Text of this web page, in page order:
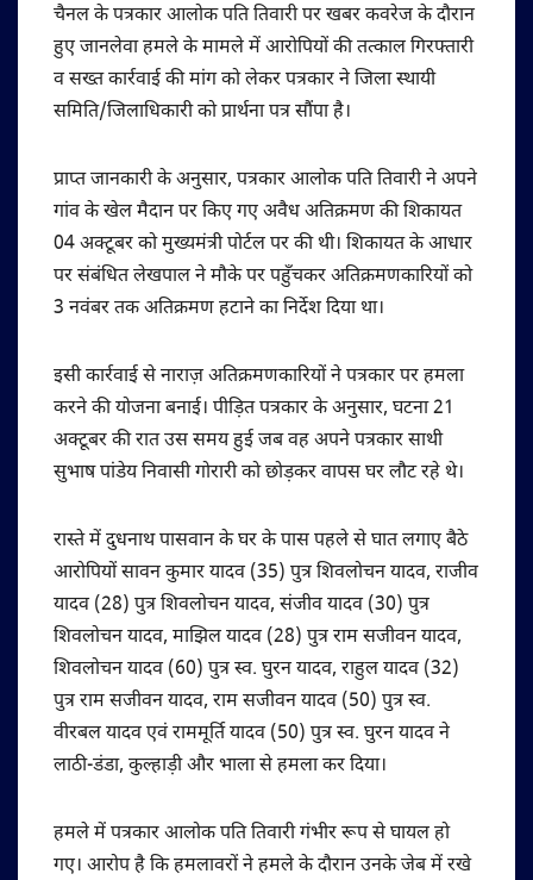
चैनल के पत्रकार आलोक पति तिवारी पर खबर कवरेज के दौरान
हुए जानलेवा हमले के मामले में आरोपियों की तत्काल गिरफ्तारी
व सख्त कार्रवाई की मांग को लेकर पत्रकार ने जिला स्थायी
समिति/जिलाधिकारी को प्रार्थना पत्र सौंपा है।
प्राप्त जानकारी के अनुसार, पत्रकार आलोक पति तिवारी ने अपने
गांव के खेल मैदान पर किए गए अवैध अतिक्रमण की शिकायत
04 अक्टूबर को मुख्यमंत्री पोर्टल पर की थी। शिकायत के आधार
पर संबंधित लेखपाल ने मौके पर पहुँचकर अतिक्रमणकारियों को
3 नवंबर तक अतिक्रमण हटाने का निर्देश दिया था।
इसी कार्रवाई से नाराज़ अतिक्रमणकारियों ने पत्रकार पर हमला
करने की योजना बनाई। पीड़ित पत्रकार के अनुसार, घटना 21
अक्टूबर की रात उस समय हुई जब वह अपने पत्रकार साथी
सुभाष पांडेय निवासी गोरारी को छोड़कर वापस घर लौट रहे थे।
रास्ते में दुधनाथ पासवान के घर के पास पहले से घात लगाए बैठे
आरोपियों सावन कुमार यादव (35) पुत्र शिवलोचन यादव, राजीव
यादव (28) पुत्र शिवलोचन यादव, संजीव यादव (30) पुत्र
शिवलोचन यादव, माझिल यादव (28) पुत्र राम सजीवन यादव,
शिवलोचन यादव (60) पुत्र स्व. घुरन यादव, राहुल यादव (32)
पुत्र राम सजीवन यादव, राम सजीवन यादव (50) पुत्र स्व.
वीरबल यादव एवं राममूर्ति यादव (50) पुत्र स्व. घुरन यादव ने
लाठी-डंडा, कुल्हाड़ी और भाला से हमला कर दिया।
हमले में पत्रकार आलोक पति तिवारी गंभीर रूप से घायल हो
गए। आरोप है कि हमलावरों ने हमले के दौरान उनके जेब में रखे